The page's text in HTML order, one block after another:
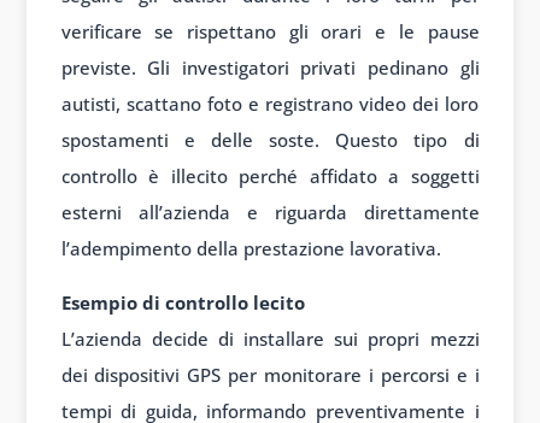
verificare se rispettano gli orari e le pause
previste. Gli investigatori privati pedinano gli
autisti, scattano foto e registrano video dei loro
spostamenti e delle soste. Questo tipo di
controllo è illecito perché affidato a soggetti
esterni all’azienda e riguarda direttamente
l’adempimento della prestazione lavorativa.
Esempio di controllo lecito
L’azienda decide di installare sui propri mezzi
dei dispositivi GPS per monitorare i percorsi e i
tempi di guida, informando preventivamente i